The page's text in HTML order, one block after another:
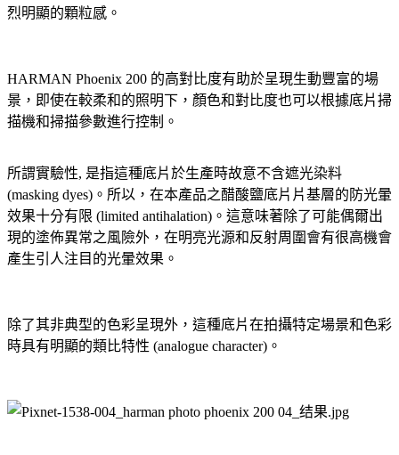
烈明顯的顆粒感。
HARMAN Phoenix 200 的高對比度有助於呈現生動豐富的場
景，即使在較柔和的照明下，顏色和對比度也可以根據底片掃
描機和掃描參數進行控制。
所謂實驗性, 是指這種底片於生產時故意不含遮光染料
(masking dyes)。所以，在本產品之醋酸鹽底片片基層的防光暈
效果十分有限 (limited antihalation)。這意味著除了可能偶爾出
現的塗佈異常之風險外，在明亮光源和反射周圍會有很高機會
產生引人注目的光暈效果。
除了其非典型的色彩呈現外，這種底片在拍攝特定場景和色彩
時具有明顯的類比特性 (analogue character)。